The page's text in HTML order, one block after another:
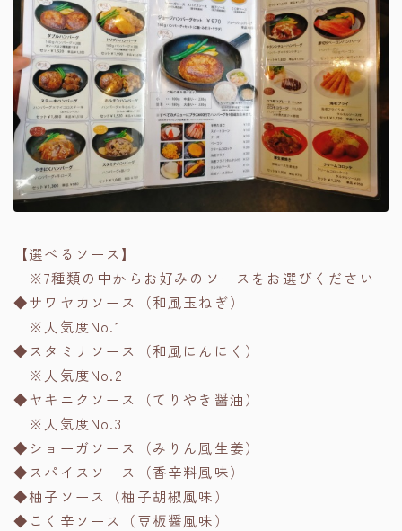
【選べるソース】
※7種類の中からお好みのソースをお選びください
◆サワヤカソース（和風玉ねぎ）
※人気度No.1
◆スタミナソース（和風にんにく）
※人気度No.2
◆ヤキニクソース（てりやき醤油）
※人気度No.3
◆ショーガソース（みりん風生姜）
◆スパイスソース（香辛料風味）
◆柚子ソース（柚子胡椒風味）
◆こく辛ソース（豆板醤風味）